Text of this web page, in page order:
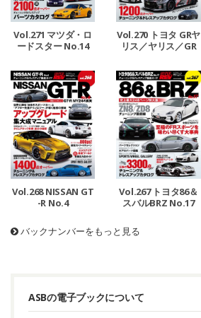
Vol.271 マツダ・ロ
ードスター No.14
Vol.270 トヨタ GRヤ
リス／ヤリス／GR
Vol.268 NISSAN GT
-R No.4
Vol.267 トヨタ86＆
スバルBRZ No.17
バックナンバーをもっと見る
ASBの電子ブックについて